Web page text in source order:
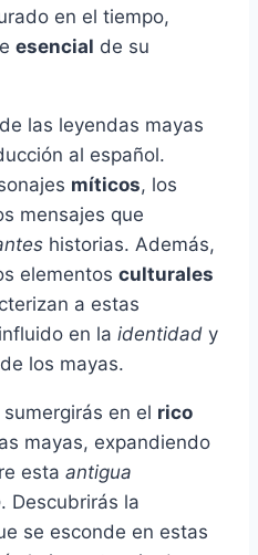
en el tiempo,
esencial de su
las leyendas mayas
al español.
míticos, los
mensajes que
historias. Además,
elementos culturales
a estas
en la identidad y
de los mayas.
en el rico
mayas, expandiendo
esta antigua
. Descubrirás la
se esconde en estas